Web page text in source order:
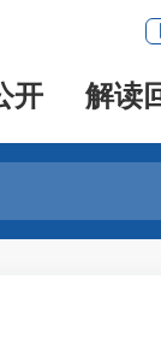
开 解读